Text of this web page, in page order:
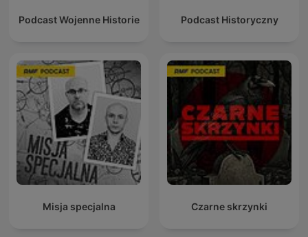
Podcast Wojenne Historie Podcast Historyczny
Misja specjalna Czarne skrzynki